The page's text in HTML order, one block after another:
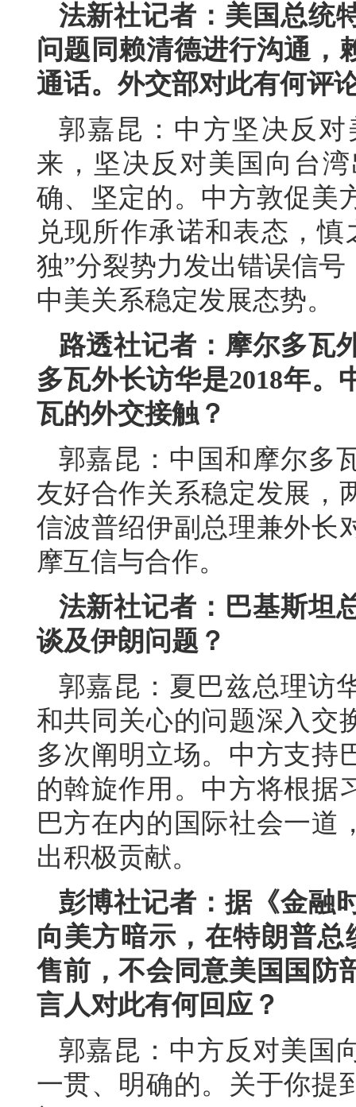
法新社记者：美国总统
问题同赖清德进行沟通，
通话。外交部对此有何评
郭嘉昆：中方坚决反
来，坚决反对美国向台
确、坚定的。中方敦促美
兑现所作承诺和表态，
独”分裂势力发出错误信
中美关系稳定发展态势。
路透社记者：摩尔多瓦
多瓦外长访华是2018年
瓦的外交接触？
郭嘉昆：中国和摩尔多
友好合作关系稳定发展，
信波普绍伊副总理兼外长
摩互信与合作。
法新社记者：巴基斯坦
谈及伊朗问题？
郭嘉昆：夏巴兹总理访
和共同关心的问题深入交
多次阐明立场。中方支持
的斡旋作用。中方将根据
巴方在内的国际社会一道
出积极贡献。
彭博社记者：据《金融
向美方暗示，在特朗普
售前，不会同意美国国防
言人对此有何回应？
郭嘉昆：中方反对美国
一贯、明确的。关于你提